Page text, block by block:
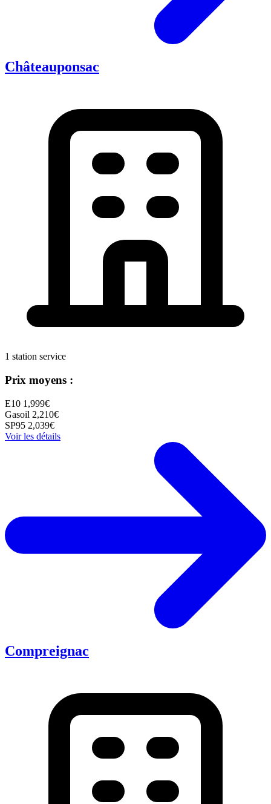
Châteauponsac
1 station service
Prix moyens :
E10 1,999€
Gasoil 2,210€
SP95 2,039€
Voir les détails
Compreignac